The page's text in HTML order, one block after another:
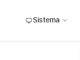
Sistema